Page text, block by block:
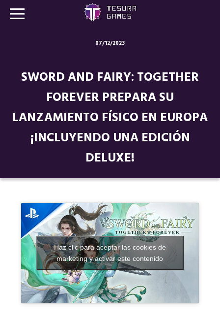
07/12/2023
SWORD AND FAIRY: TOGETHER
FOREVER PREPARA SU
LANZAMIENTO FÍSICO EN EUROPA
¡INCLUYENDO UNA EDICIÓN
DELUXE!
Haz clic para aceptar las cookies de
marketing y activar este contenido
Store
Blog
Sobre nosotros
Contacto
Idiomas: